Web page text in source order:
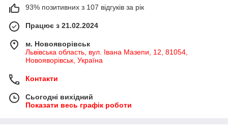
93% позитивних з 107 відгуків за рік
Працює з 21.02.2024
м. Новояворівськ
Львівська область, вул. Івана Мазепи, 12, 81054,
Новояворівськ, Україна
Контакти
Сьогодні вихідний
Показати весь графік роботи